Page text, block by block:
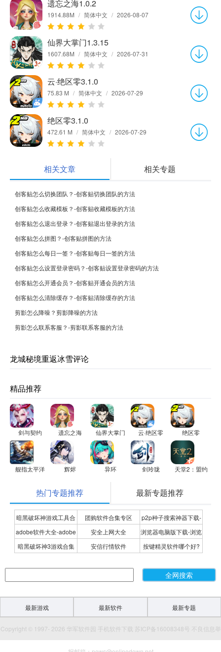
遗忘之海1.0.2
1914.88M / 简体中文 / 2026-08-07
仙界大掌门1.3.15
1607.68M / 简体中文 / 2026-07-31
云·绝区零3.1.0
75.83 M / 简体中文 / 2026-07-29
绝区零3.1.0
472.61 M / 简体中文 / 2026-07-29
相关文章 相关专题
创客贴怎么切换团队？-创客贴切换团队的方法
创客贴怎么收藏模板？-创客贴收藏模板的方法
创客贴怎么退出登录？-创客贴退出登录的方法
创客贴怎么拼图？-创客贴拼图的方法
创客贴怎么每日一签？-创客贴每日一签的方法
创客贴怎么设置登录密码？-创客贴设置登录密码的方法
创客贴怎么开通会员？-创客贴开通会员的方法
创客贴怎么清除缓存？-创客贴清除缓存的方法
剪影怎么降噪？剪影降噪的方法
剪影怎么联系客服？-剪影联系客服的方法
龙城秘境重返冰雪评论
精品推荐
剑与契约 遗忘之海 仙界大掌门 云·绝区零 绝区零
舰指太平洋 辉烬 异环 剑玲珑 天堂2：盟约
热门专题推荐 最新专题推荐
暗黑破坏神游戏工具合
集
团购软件合集专区
p2p种子搜索神器下载-
P2P种子搜索神器专题
adobe软件大全-adobe
全系列软件下载-adobe
安全上网大全
浏览器电脑版下载-浏览
器下载合集
暗黑破坏神3游戏合集 安信行情软件
按键精灵软件哪个好?
最新游戏 最新软件 最新专题
Copyright © 1997- 2026 华军软件园 手机软件下载 苏ICP备16008348号 不良信息举